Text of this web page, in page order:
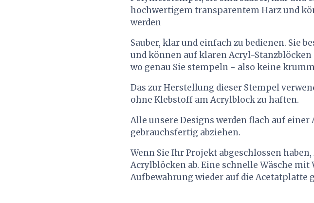
hochwertigem transparentem Harz und
werden
Sauber, klar und einfach zu bedienen. Sie
und können auf klaren Acryl-
wo genau Sie stempeln - also keine
Das zur Herstellung dieser Stempel
ohne Klebstoff am Acrylblock zu haften.
Alle unsere Designs werden flach auf
gebrauchsfertig abziehen.
Wenn Sie Ihr Projekt abgeschlossen
Acrylblöcken ab. Eine schnelle Wäsche
Aufbewahrung wieder auf die Acetatplatte